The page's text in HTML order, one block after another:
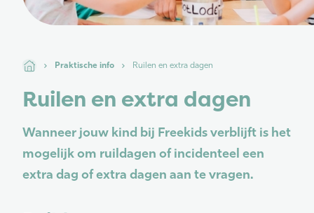
Praktische info Ruilen en extra dagen
Ruilen en extra dagen
Wanneer jouw kind bij Freekids verblijft is het
mogelijk om ruildagen of incidenteel een
extra dag of extra dagen aan te vragen.